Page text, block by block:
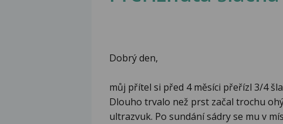
Dobrý den,
můj přítel si před 4 měsíci přeřízl 3/4
Dlouho trvalo než prst začal trochu
ultrazvuk. Po sundání sádry se mu v